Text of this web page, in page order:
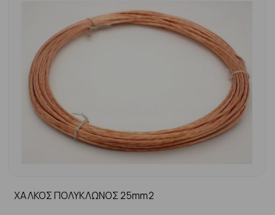
ΧΑΛΚΟΣ ΠΟΛΥΚΛΩΝΟΣ 25mm2